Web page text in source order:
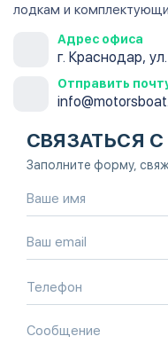
лодкам и
Адрес офиса
г. Краснодар,
Отправить
СВЯЗАТЬСЯ
Заполните форму,